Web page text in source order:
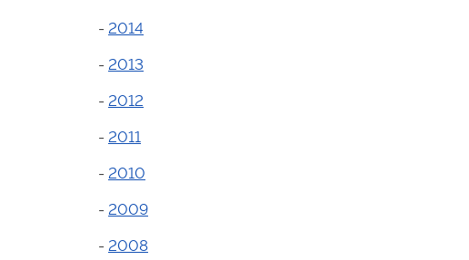
- 2014
- 2013
- 2012
- 2011
- 2010
- 2009
- 2008